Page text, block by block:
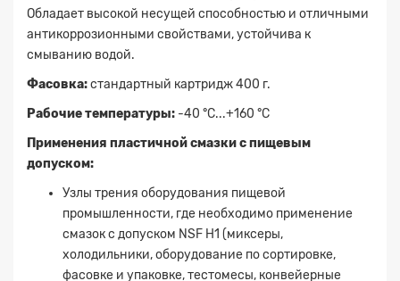
Обладает высокой несущей способностью и отличными
антикоррозионными свойствами, устойчива к
смыванию водой.
Фасовка:стандартный картридж 400 г.
Рабочие температуры: -40 °C...+160 °C
Применения пластичной смазкис пищевым
допуском:
Узлы трения оборудования пищевой
промышленности, где необходимо применение
смазок с допуском NSF H1 (миксеры,
холодильники, оборудование по сортировке,
фасовке и упаковке, тестомесы, конвейерные